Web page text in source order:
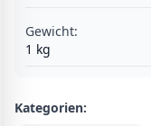
Gewicht:
1 kg
Kategorien: